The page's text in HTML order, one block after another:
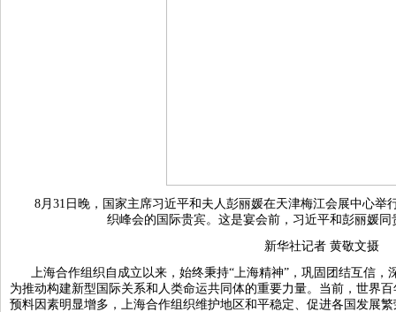
8月31日晚，国家主席习近平和夫人彭丽媛在天津梅江会展中心举
织峰会的国际贵宾。这是宴会前，习近平和彭丽媛
新华社记者 黄敬文摄
上海合作组织自成立以来，始终秉持“上海精神”，巩固团结互信
为推动构建新型国际关系和人类命运共同体的重要力量。当前，世界
预料因素明显增多，上海合作组织维护地区和平稳定、促进各国发展